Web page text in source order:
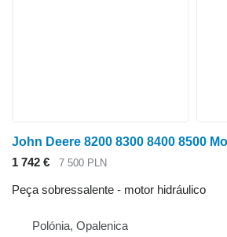
1 742 € 7 500 PLN
Peça sobressalente - motor hidráulico
Polónia, Opalenica